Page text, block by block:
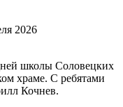
2026
школы Соловецких
храме. С ребятами
Кочнев.